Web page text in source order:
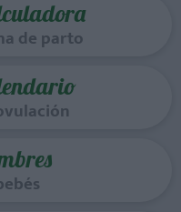
de parto